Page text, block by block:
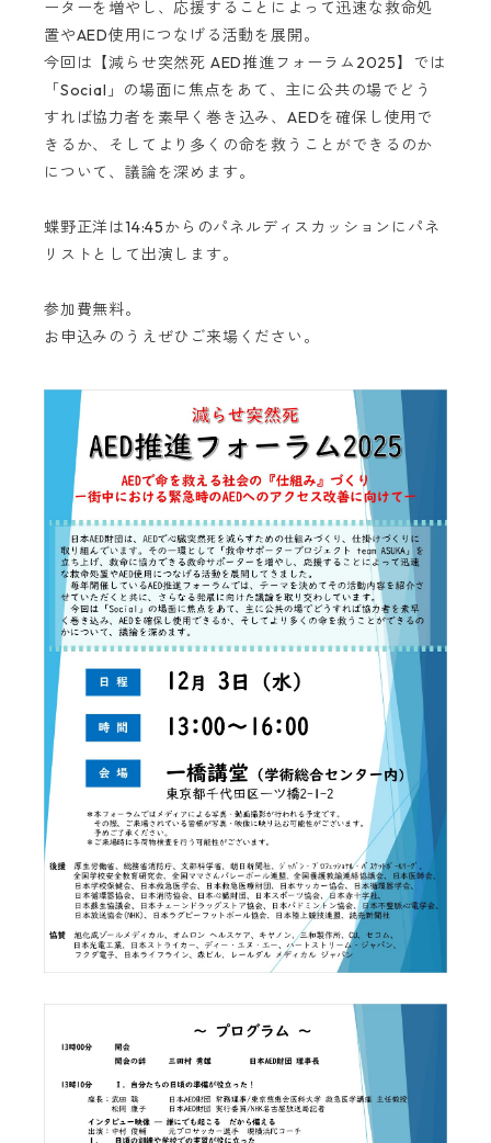
ーターを増やし、応援することによって迅速な救命処
置やAED使用につなげる活動を展開。
今回は【減らせ突然死 AED推進フォーラム2025】では
「Social」の場面に焦点をあて、主に公共の場でどう
すれば協力者を素早く巻き込み、AEDを確保し使用で
きるか、そしてより多くの命を救うことができるのか
について、議論を深めます。
蝶野正洋は14:45からのパネルディスカッションにパネ
リストとして出演します。
参加費無料。
お申込みのうえぜひご来場ください。